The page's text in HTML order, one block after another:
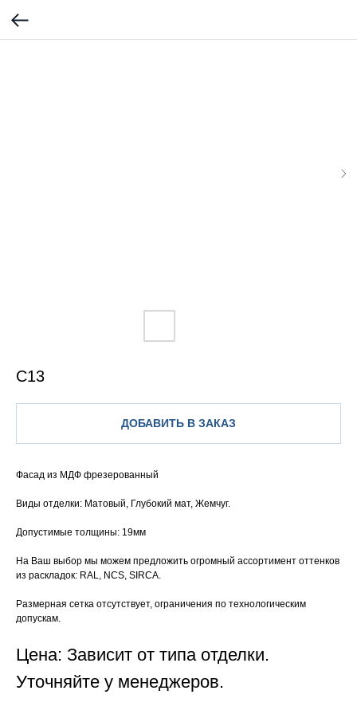
С13
ДОБАВИТЬ В ЗАКАЗ
Фасад из МДФ фрезерованный
Виды отделки: Матовый, Глубокий мат, Жемчуг.
Допустимые толщины: 19мм
На Ваш выбор мы можем предложить огромный ассортимент оттенков
из раскладок: RAL, NCS, SIRCA.
Размерная сетка отсутствует, ограничения по технологическим
допускам.
Цена: Зависит от типа отделки.
Уточняйте у менеджеров.